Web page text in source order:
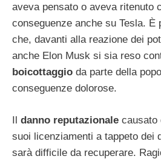
aveva pensato o aveva ritenuto
conseguenze anche su Tesla. È
che, davanti alla reazione dei
anche Elon Musk si sia reso
boicottaggio da parte della
conseguenze dolorose.
Il danno reputazionale causato
suoi licenziamenti a tappeto dei
sarà difficile da recuperare.